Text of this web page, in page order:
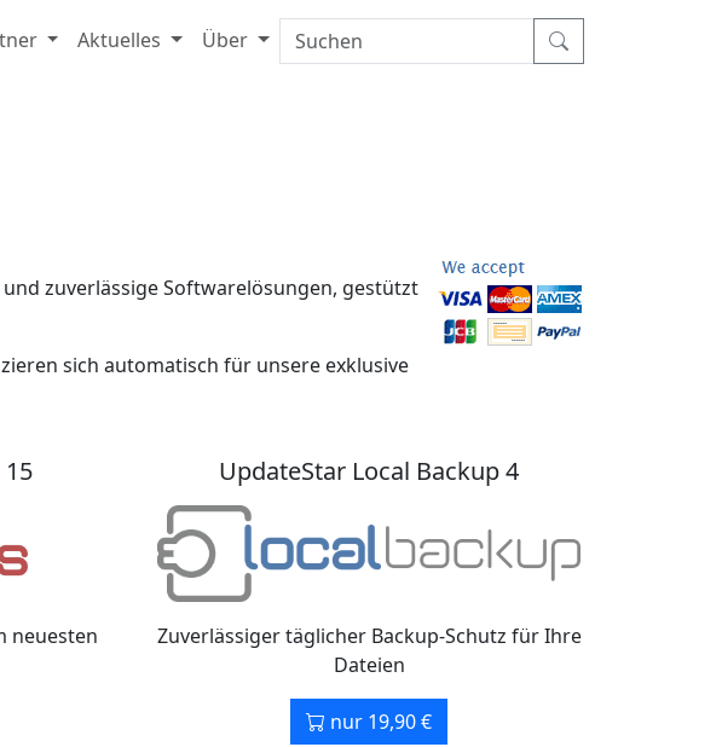
Aktuelles Über
zuverlässige Softwarelösungen, gestützt
sich automatisch für unsere exklusive
neuesten
UpdateStar Local Backup 4
Zuverlässiger täglicher Backup-Schutz für Ihre
Dateien
nur 19,90 €